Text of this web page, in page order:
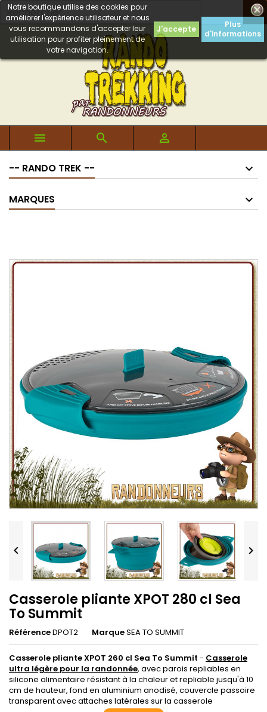

Notre boutique utilise des cookies pour
améliorer l'expérience utilisateur et nous
vous recommandons d'accepter leur
utilisation pour profiter pleinement de
votre navigation.
J'accepte
Plus
d'informations
  
-- RANDO TREK --
MARQUES
 
Casserole pliante XPOT 280 cl Sea
To Summit
RéférenceDPOT2 MarqueSEA TO SUMMIT
Casserole pliante XPOT 260 cl Sea To Summit - Casserole
ultra légère pour la randonnée, avec parois repliables en
silicone alimentaire résistant à la chaleur et repliable jusqu'à 10
cm de hauteur, fond en aluminium anodisé, couvercle passoire
transparent avec attaches latérales sur la casserole